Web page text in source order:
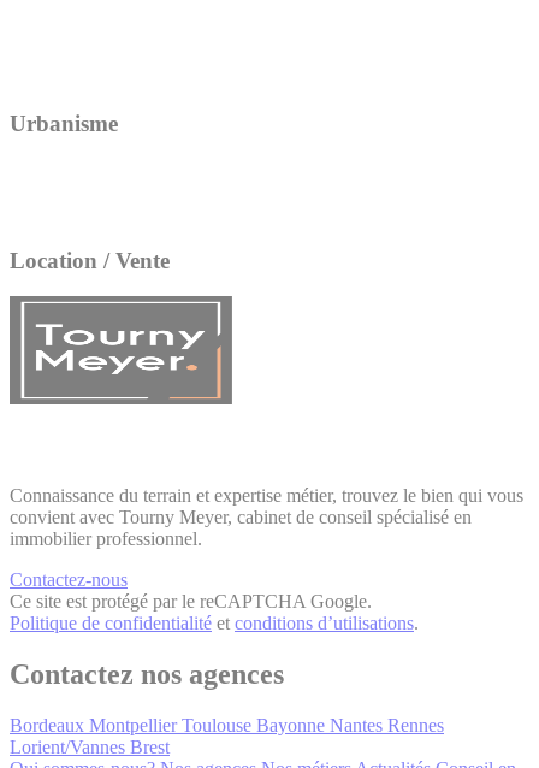
Urbanisme
Location / Vente
Connaissance du terrain et expertise métier, trouvez le bien qui vous
convient avec Tourny Meyer, cabinet de conseil spécialisé en
immobilier professionnel.
Contactez-nous
Ce site est protégé par le reCAPTCHA Google.
Politique de confidentialité et conditions d’utilisations.
Contactez nos agences
Bordeaux Montpellier Toulouse Bayonne Nantes Rennes
Lorient/Vannes Brest